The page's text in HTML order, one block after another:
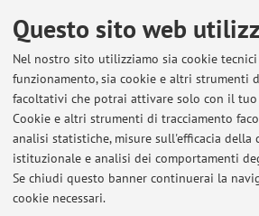
Questo sito web
Nel nostro sito utilizziamo sia cookie
funzionamento, sia cookie e altri strumenti
facoltativi che potrai attivare solo con il tuo
Cookie e altri strumenti di tracciamento
analisi statistiche, misure sull'efficacia della
istituzionale e analisi dei comportamenti
Se chiudi questo banner continuerai la
cookie necessari.
Contenuti utili
Al momento non sono presenti
Ultimi avvisi
Al momento non sono